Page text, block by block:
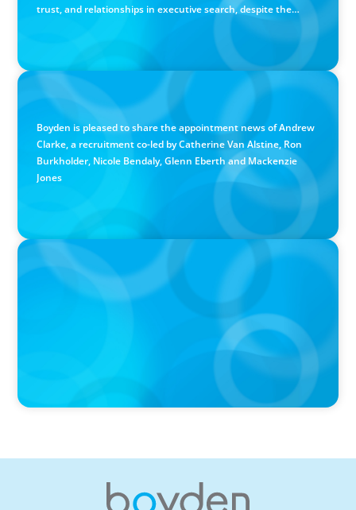
trust, and relationships in executive search, despite the
PRESS RELEASE
Calgary Co-op Proudly Announces New CEO
Boyden is pleased to share the appointment news of Andrew
Clarke, a recruitment co-led by Catherine Van Alstine, Ron
Burkholder, Nicole Bendaly, Glenn Eberth and Mackenzie
Jones
PRESS RELEASE
Boyden Named a Top 5 Executive Search Firm in Canada
by Forbes